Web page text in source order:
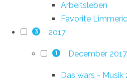
Arbeitsleben
Favorite
3 2017
1 December 2017
Das wars - Musik